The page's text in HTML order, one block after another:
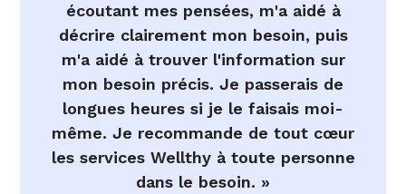
écoutant mes pensées, m'a aidé à
décrire clairement mon besoin, puis
m'a aidé à trouver l'information sur
mon besoin précis. Je passerais de
longues heures si je le faisais moi-
même. Je recommande de tout cœur
les services Wellthy à toute personne
dans le besoin. »